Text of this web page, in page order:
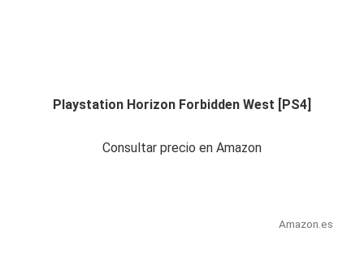
Playstation Horizon Forbidden West [PS4]
Consultar precio en Amazon
Amazon.es